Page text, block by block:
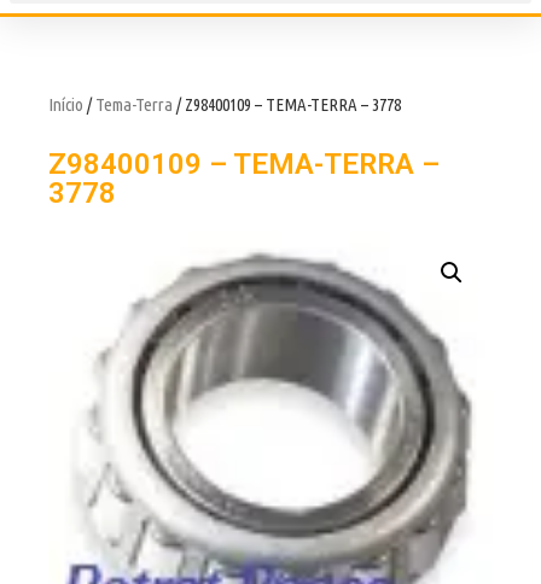
Início /Tema-Terra / Z98400109 – TEMA-TERRA – 3778
Z98400109 – TEMA-TERRA –
3778